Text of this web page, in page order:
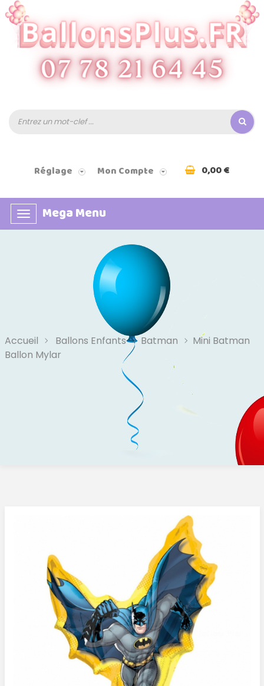
Réglage Mon Compte 0,00 €
Basculer
la
Mega Menu
Accueil Ballons Enfants Batman
Mini Batman
Ballon Mylar